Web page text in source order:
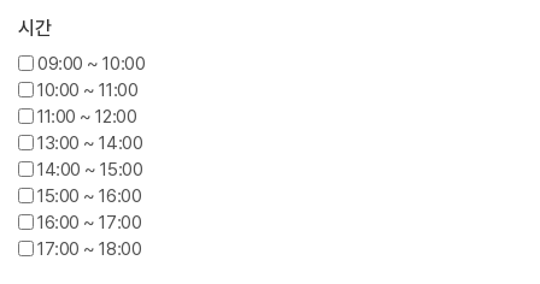
시간
09:00 ~ 10:00
10:00 ~ 11:00
11:00 ~ 12:00
13:00 ~ 14:00
14:00 ~ 15:00
15:00 ~ 16:00
16:00 ~ 17:00
17:00 ~ 18:00